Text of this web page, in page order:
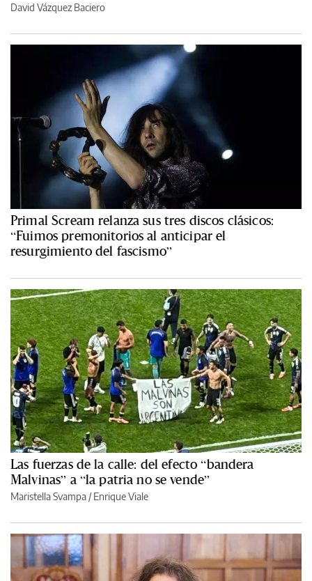
David Vázquez Baciero
Primal Scream relanza sus tres discos clásicos:
“Fuimos premonitorios al anticipar el
resurgimiento del fascismo”
Las fuerzas de la calle: del efecto “bandera
Malvinas” a “la patria no se vende”
Maristella Svampa /Enrique Viale